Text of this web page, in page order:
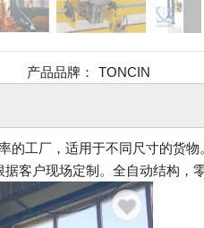
产品品牌： TONCIN
的工厂，适用于不同尺寸的货
客户现场定制。全自动结构